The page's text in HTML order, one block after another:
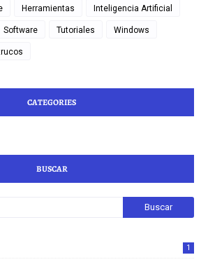
Herramientas Inteligencia Artificial
Software Tutoriales Windows
CATEGORIES
BUSCAR
1